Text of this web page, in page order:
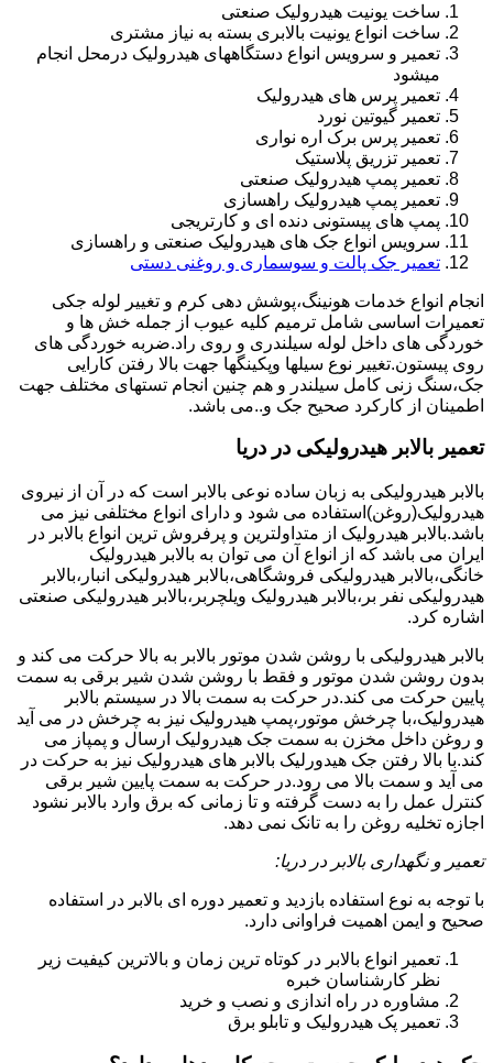
ساخت یونیت هیدرولیک صنعتی
ساخت انواع یونیت بالابری بسته به نیاز مشتری
تعمیر و سرویس انواع دستگاههای هیدرولیک درمحل انجام
میشود
تعمیر پرس های هیدرولیک
تعمیر گیوتین نورد
تعمیر پرس برک اره نواری
تعمیر تزریق پلاستیک
تعمیر پمپ هیدرولیک صنعتی
تعمیر پمپ هیدرولیک راهسازی
پمپ های پیستونی دنده ای و کارتریجی
سرویس انواع جک های هیدرولیک صنعتی و راهسازی
تعمیر جک پالت و سوسماری و روغنی دستی
انجام انواع خدمات هونینگ،پوشش دهی کرم و تغییر لوله جکی
تعمیرات اساسی شامل ترمیم کلیه عیوب از جمله خش ها و
خوردگی های داخل لوله سیلندری و روی راد.ضربه خوردگی های
روی پیستون.تغییر نوع سیلها وپکینگها جهت بالا رفتن کارایی
جک،سنگ زنی کامل سیلندر و هم چنین انجام تستهای مختلف جهت
اطمینان از کارکرد صحیح جک و..می باشد.
تعمیر بالابر هیدرولیکی در دریا
بالابر هیدرولیکی به زبان ساده نوعی بالابر است که در آن از نیروی
هیدرولیک(روغن)استفاده می شود و دارای انواع مختلفی نیز می
باشد.بالابر هیدرولیک از متداولترین و پرفروش ترین انواع بالابر در
ایران می باشد که از انواع آن می توان به بالابر هیدرولیک
خانگی،بالابر هیدرولیکی فروشگاهی،بالابر هیدرولیکی انبار،بالابر
هیدرولیکی نفر بر،بالابر هیدرولیک ویلچربر،بالابر هیدرولیکی صنعتی
اشاره کرد.
بالابر هیدرولیکی با روشن شدن موتور بالابر به بالا حرکت می کند و
بدون روشن شدن موتور و فقط با روشن شدن شیر برقی به سمت
پایین حرکت می کند.در حرکت به سمت بالا در سیستم بالابر
هیدرولیک،با چرخش موتور،پمپ هیدرولیک نیز به چرخش در می آید
و روغن داخل مخزن به سمت جک هیدرولیک ارسال و پمپاز می
کند.با بالا رفتن جک هیدورلیک بالابر های هیدرولیک نیز به حرکت در
می آید و سمت بالا می رود.در حرکت به سمت پایین شیر برقی
کنترل عمل را به دست گرفته و تا زمانی که برق وارد بالابر نشود
اجازه تخلیه روغن را به تانک نمی دهد.
تعمیر و نگهداری بالابر در دریا:
با توجه به نوع استفاده بازدید و تعمیر دوره ای بالابر در استفاده
صحیح و ایمن اهمیت فراوانی دارد.
تعمیر انواع بالابر در کوتاه ترین زمان و بالاترین کیفیت زیر
نظر کارشناسان خبره
مشاوره در راه اندازی و نصب و خرید
تعمیر پک هیدرولیک و تابلو برق